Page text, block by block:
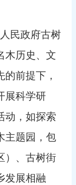
民政府古树
木历史、文
前提下，
展科学研
动，如探索
主题园，包
）、古树街
发展相融